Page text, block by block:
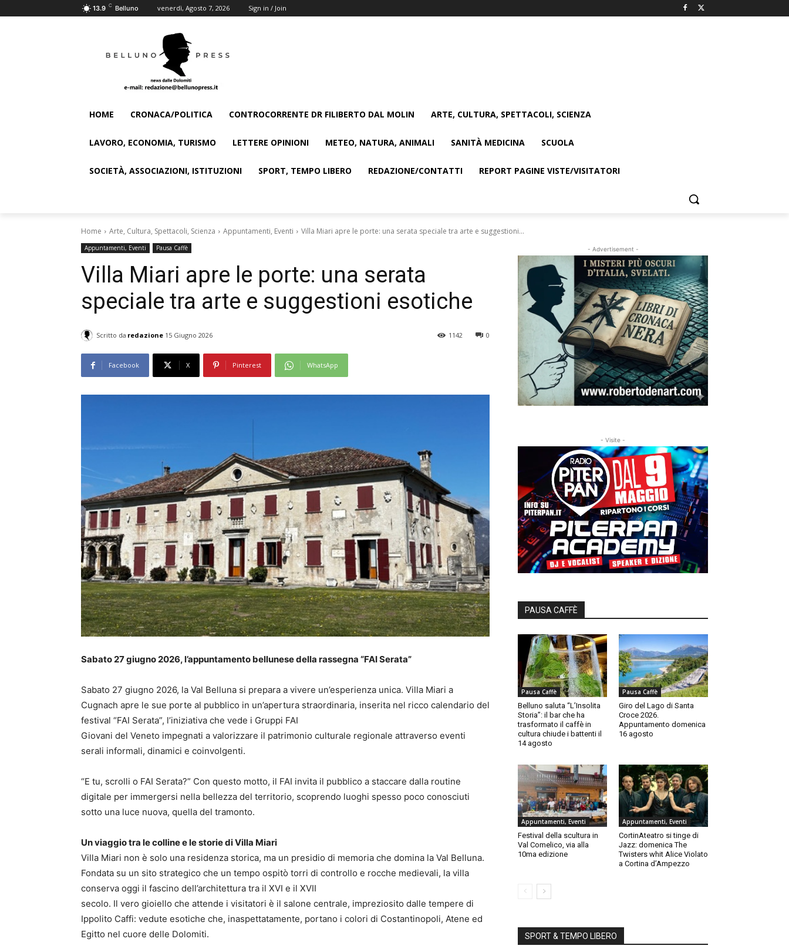
13.9 C Belluno venerdì, Agosto 7, 2026 Sign in / Join
HOME CRONACA/POLITICA CONTROCORRENTE DR FILIBERTO DAL MOLIN ARTE, CULTURA, SPETTACOLI, SCIENZA
LAVORO, ECONOMIA, TURISMO LETTERE OPINIONI METEO, NATURA, ANIMALI SANITÀ MEDICINA SCUOLA
SOCIETÀ, ASSOCIAZIONI, ISTITUZIONI SPORT, TEMPO LIBERO REDAZIONE/CONTATTI REPORT PAGINE VISTE/VISITATORI
Home Arte, Cultura, Spettacoli, Scienza Appuntamenti, Eventi Villa Miari apre le porte: una serata speciale tra arte e suggestioni...
Appuntamenti, Eventi Pausa Caffè
Villa Miari apre le porte: una serata
speciale tra arte e suggestioni esotiche
Scritto da redazione 15 Giugno 2026 0
1142
Facebook X Pinterest WhatsApp
Sabato 27 giugno 2026, l’appuntamento bellunese della rassegna “FAI Serata”
Sabato 27 giugno 2026, la Val Belluna si prepara a vivere un’esperienza unica. Villa Miari a
Cugnach apre le sue porte al pubblico in un’apertura straordinaria, inserita nel ricco calendario del
festival “FAI Serata”, l’iniziativa che vede i Gruppi FAI
Giovani del Veneto impegnati a valorizzare il patrimonio culturale regionale attraverso eventi
serali informali, dinamici e coinvolgenti.
“E tu, scrolli o FAI Serata?” Con questo motto, il FAI invita il pubblico a staccare dalla routine
digitale per immergersi nella bellezza del territorio, scoprendo luoghi spesso poco conosciuti
sotto una luce nuova, quella del tramonto.
Un viaggio tra le colline e le storie di Villa Miari
Villa Miari non è solo una residenza storica, ma un presidio di memoria che domina la Val Belluna.
Fondata su un sito strategico che un tempo ospitò torri di controllo e rocche medievali, la villa
conserva oggi il fascino dell’architettura tra il XVI e il XVII
secolo. Il vero gioiello che attende i visitatori è il salone centrale, impreziosito dalle tempere di
Ippolito Caffi: vedute esotiche che, inaspettatamente, portano i colori di Costantinopoli, Atene ed
Egitto nel cuore delle Dolomiti.
- Advertisement -
- Visite -
PAUSA CAFFÈ
Pausa Caffè
Belluno saluta “L’Insolita
Storia”: il bar che ha
trasformato il caffè in
cultura chiude i battenti il
14 agosto
Pausa Caffè
Giro del Lago di Santa
Croce 2026.
Appuntamento domenica
16 agosto
Appuntamenti, Eventi
Festival della scultura in
Val Comelico, via alla
10ma edizione
Appuntamenti, Eventi
CortinAteatro si tinge di
Jazz: domenica The
Twisters whit Alice Violato
a Cortina d’Ampezzo
SPORT & TEMPO LIBERO